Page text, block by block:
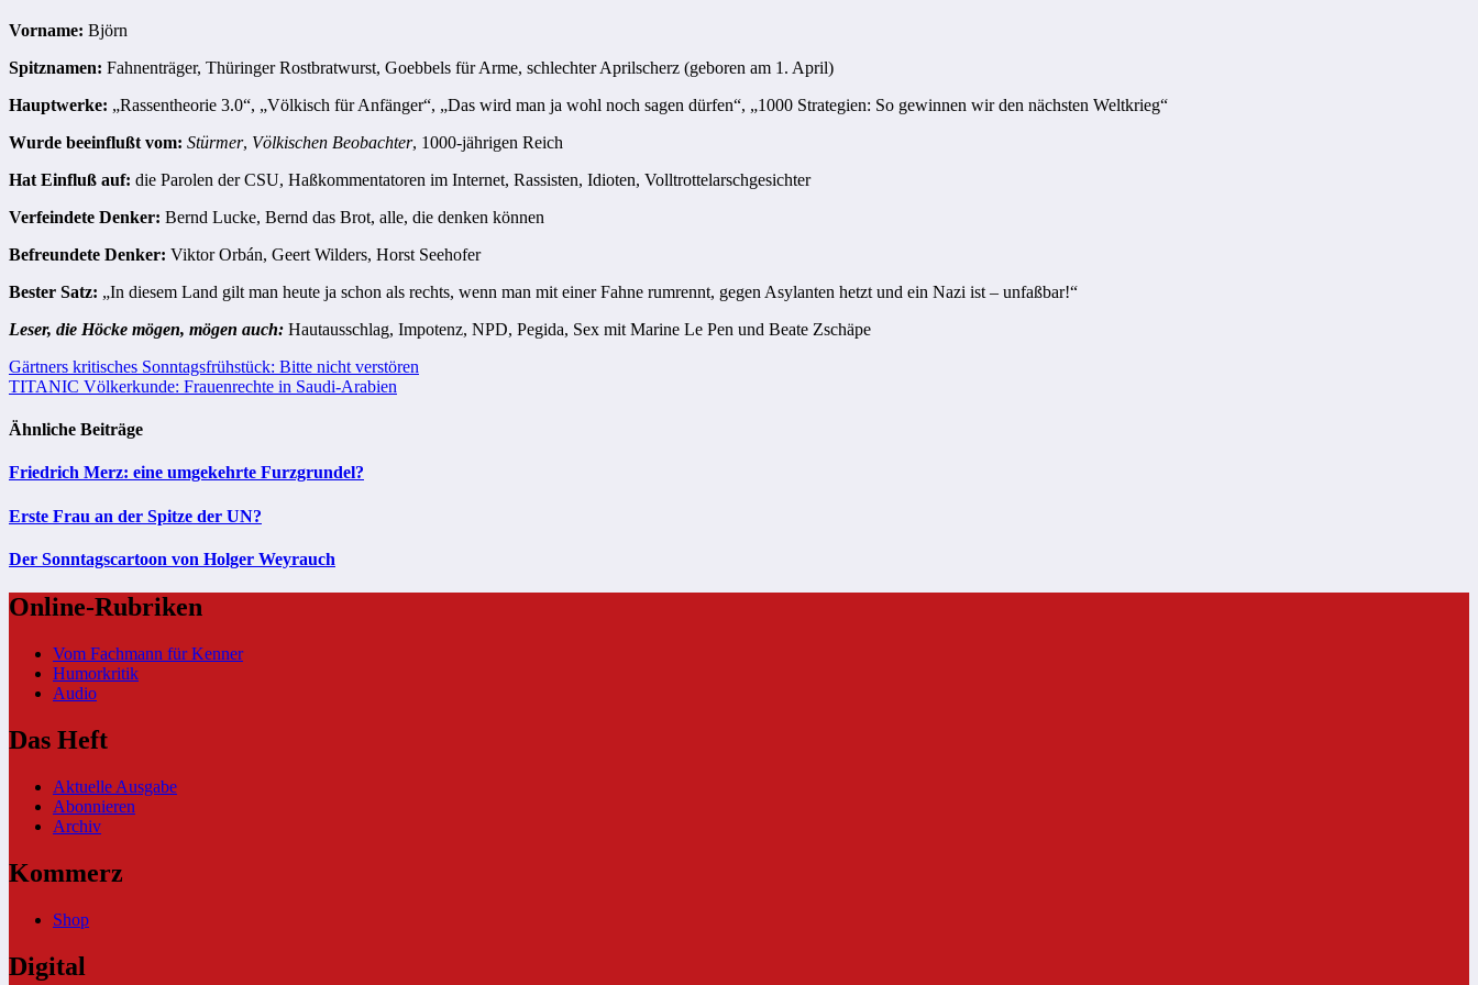
Vorname: Björn
Spitznamen: Fahnenträger, Thüringer Rostbratwurst, Goebbels für Arme, schlechter Aprilscherz (geboren am 1. April)
Hauptwerke: „Rassentheorie 3.0“, „Völkisch für Anfänger“, „Das wird man ja wohl noch sagen dürfen“, „1000 Strategien: So gewinnen wir den nächsten Weltkrieg“
Wurde beeinflußt vom: Stürmer, Völkischen Beobachter, 1000-jährigen Reich
Hat Einfluß auf: die Parolen der CSU, Haßkommentatoren im Internet, Rassisten, Idioten, Volltrottelarschgesichter
Verfeindete Denker: Bernd Lucke, Bernd das Brot, alle, die denken können
Befreundete Denker: Viktor Orbán, Geert Wilders, Horst Seehofer
Bester Satz: „In diesem Land gilt man heute ja schon als rechts, wenn man mit einer Fahne rumrennt, gegen Asylanten hetzt und ein Nazi ist – unfaßbar!“
Leser, die Höcke mögen, mögen auch: Hautausschlag, Impotenz, NPD, Pegida, Sex mit Marine Le Pen und Beate Zschäpe
Beitragsnavigation
Gärtners kritisches Sonntagsfrühstück: Bitte nicht verstören
TITANIC Völkerkunde: Frauenrechte in Saudi-Arabien
Ähnliche Beiträge
Friedrich Merz: eine umgekehrte Furzgrundel?
Erste Frau an der Spitze der UN?
Der Sonntagscartoon von Holger Weyrauch
Online-Rubriken
Vom Fachmann für Kenner
Humorkritik
Audio
Das Heft
Aktuelle Ausgabe
Abonnieren
Archiv
Kommerz
Shop
Digital